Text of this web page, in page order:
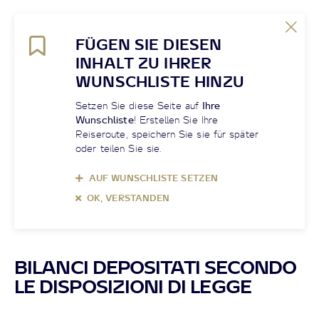
FÜGEN SIE DIESEN
INHALT ZU IHRER
WUNSCHLISTE HINZU
Setzen Sie diese Seite auf Ihre
Wunschliste! Erstellen Sie Ihre
Reiseroute, speichern Sie sie für später
oder teilen Sie sie.
AUF WUNSCHLISTE SETZEN
OK, VERSTANDEN
BILANCI DEPOSITATI SECONDO
LE DISPOSIZIONI DI LEGGE